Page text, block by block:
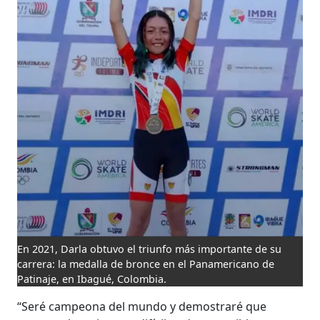
En 2021, Darla obtuvo el triunfo más importante de su
carrera: la medalla de bronce en el Panamericano de
Patinaje, en Ibagué, Colombia.
“Seré campeona del mundo y demostraré que